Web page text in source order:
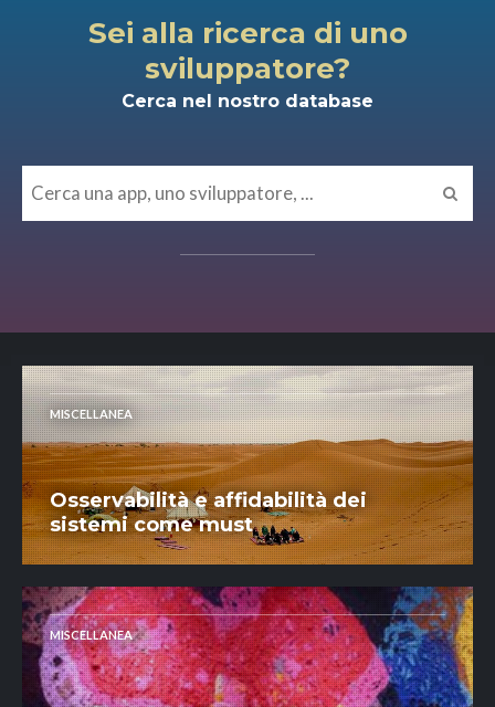
Sei alla ricerca di uno
sviluppatore?
Cerca nel nostro database
MISCELLANEA
Osservabilità e affidabilità dei
sistemi come must
MISCELLANEA